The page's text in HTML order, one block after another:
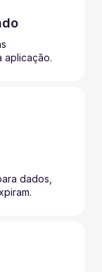
aplicação.
dados,